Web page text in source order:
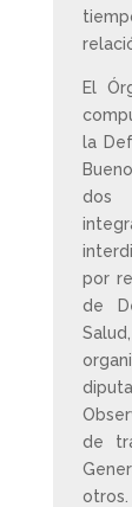
El
la
dos
por
de
de
otros.